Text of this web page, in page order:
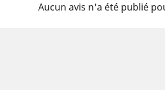
Aucun avis n'a été publié